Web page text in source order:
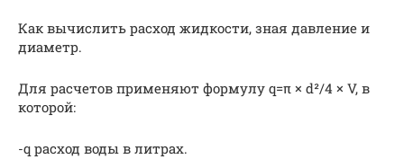
Как вычислить расход жидкости, зная давление и
диаметр.
Для расчетов применяют формулу q=π × d²/4 × V, в
которой:
-q расход воды в литрах.